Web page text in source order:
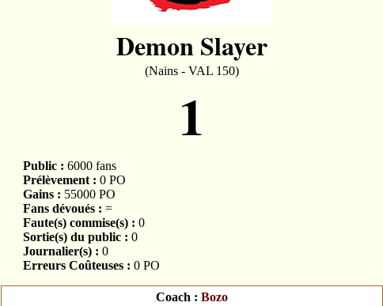
Demon Slayer
(Nains - VAL 150)
1
Public : 6000 fans
Prélèvement : 0 PO
Gains : 55000 PO
Fans dévoués : =
Faute(s) commise(s) : 0
Sortie(s) du public : 0
Journalier(s) : 0
Erreurs Coûteuses : 0 PO
Coach : Bozo